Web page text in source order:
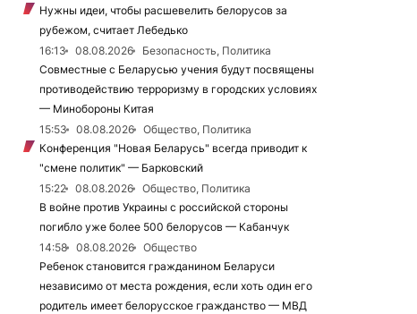
Нужны идеи, чтобы расшевелить белорусов за
рубежом, считает Лебедько
16:13
08.08.2026
Безопасность, Политика
Совместные с Беларусью учения будут посвящены
противодействию терроризму в городских условиях
— Минобороны Китая
15:53
08.08.2026
Общество, Политика
Конференция "Новая Беларусь" всегда приводит к
"смене политик" — Барковский
15:22
08.08.2026
Общество, Политика
В войне против Украины с российской стороны
погибло уже более 500 белорусов — Кабанчук
14:58
08.08.2026
Общество
Ребенок становится гражданином Беларуси
независимо от места рождения, если хоть один его
родитель имеет белорусское гражданство — МВД